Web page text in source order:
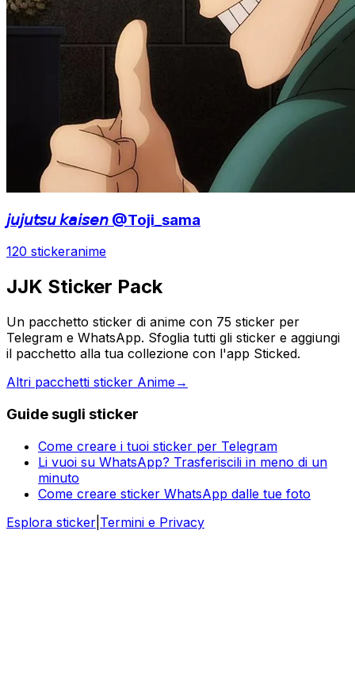
𝘫𝘶𝘫𝘶𝘵𝘴𝘶 𝘬𝘢𝘪𝘴𝘦𝘯 @Toji_sama
120 stickeranime
JJK Sticker Pack
Un pacchetto sticker di anime con 75 sticker per
Telegram e WhatsApp. Sfoglia tutti gli sticker e aggiungi
il pacchetto alla tua collezione con l'app Sticked.
Altri pacchetti sticker Anime→
Guide sugli sticker
Come creare i tuoi sticker per Telegram
Li vuoi su WhatsApp? Trasferiscili in meno di un
minuto
Come creare sticker WhatsApp dalle tue foto
Esplora sticker Termini e Privacy